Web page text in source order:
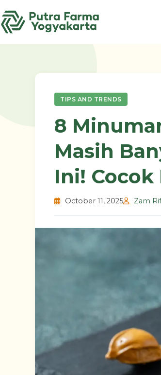
to
content
TIPS AND TRENDS
8
Masih
Ini!
October 11, 2025 Zam